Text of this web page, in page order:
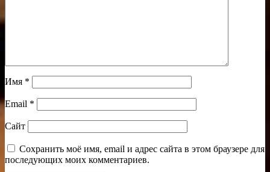
Имя *
Email *
Сайт
Сохранить моё имя, email и адрес сайта в этом браузере для
последующих моих комментариев.